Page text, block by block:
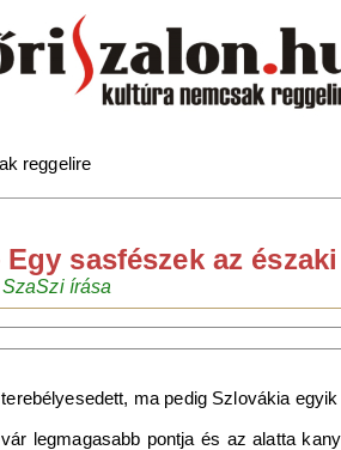
reggelire
Egy sasfészek az
írása
ma pedig Szlovákia
legmagasabb pontja és az alatta